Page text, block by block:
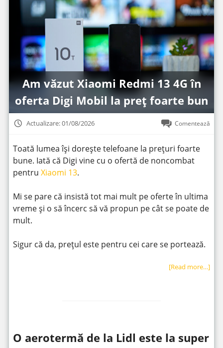
Am văzut Xiaomi Redmi 13 4G în
oferta Digi Mobil la preț foarte bun
Actualizare: 01/08/2026 Comentează
Toată lumea își dorește telefoane la prețuri foarte
bune. Iată că Digi vine cu o ofertă de noncombat
pentru Xiaomi 13.
Mi se pare că insistă tot mai mult pe oferte în ultima
vreme și o să încerc să vă propun pe cât se poate de
mult.
Sigur că da, prețul este pentru cei care se portează.
[Read more…]
O aerotermă de la Lidl este la super